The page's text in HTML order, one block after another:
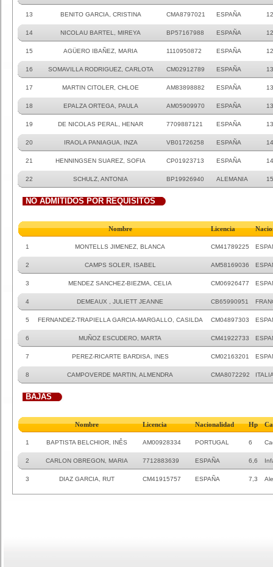
13 BENITO GARCIA, CRISTINA CMA8797021 ESPAÑA 12
14 NICOLAU BARTEL, MIREYA BP57167988 ESPAÑA
15 AGÜERO IBAÑEZ, MARIA 1110950872 ESPAÑA
16 SOMAVILLA RODRIGUEZ, CARLOTA CM02912789 ESPAÑA 13
17 MARTIN CITOLER, CHLOE AM83898882 ESPAÑA
18 EPALZA ORTEGA, PAULA AM05909970 ESPAÑA
19 DE NICOLAS PERAL, HENAR 7709887121 ESPAÑA
20 IRAOLA PANIAGUA, INZA VB01726258 ESPAÑA
21 HENNINGSEN SUAREZ, SOFIA CP01923713 ESPAÑA
22 SCHULZ, ANTONIA BP19926940 ALEMANIA 15
NO ADMITIDOS POR REQUISITOS
Nombre Licencia
1 MONTELLS JIMENEZ, BLANCA CM41789225
2 CAMPS SOLER, ISABEL AM58169036
3 MENDEZ SANCHEZ-BIEZMA, CELIA CM06926477
4 DEMEAUX , JULIETT JEANNE CB65990951
5 FERNANDEZ-TRAPIELLA GARCIA-MARGALLO, CASILDA CM04897303
6 MUÑOZ ESCUDERO, MARTA CM41922733
7 PEREZ-RICARTE BARDISA, INES CM02163201
8 CAMPOVERDE MARTIN, ALMENDRA CMA8072292
BAJAS
Nombre Licencia Nacionalidad Hp
1 BAPTISTA BELCHIOR, INÊS AM00928334 PORTUGAL 6
2 CARLON OBREGON, MARIA 7712883639 ESPAÑA 6,6
3 DIAZ GARCIA, RUT CM41915757 ESPAÑA 7,3